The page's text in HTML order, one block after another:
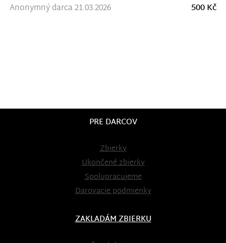
Anonymný darca 21.03.2026 500 Kč
PRE DARCOV
Zbierky
Ukončené zbierky
Spolupracujeme
Darovacie podmienky
ZAKLADÁM ZBIERKU